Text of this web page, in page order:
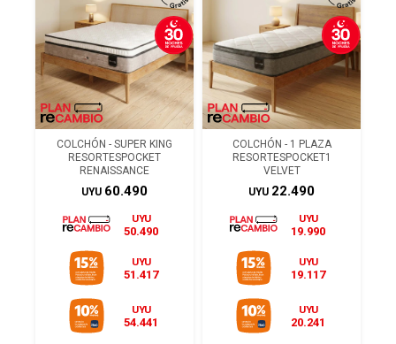
COLCHÓN - SUPER KING
RESORTESPOCKET
RENAISSANCE
UYU 60.490
UYU
50.490
UYU
51.417
UYU
54.441
COLCHÓN - 1 PLAZA
RESORTESPOCKET1
VELVET
UYU 22.490
UYU
19.990
UYU
19.117
UYU
20.241